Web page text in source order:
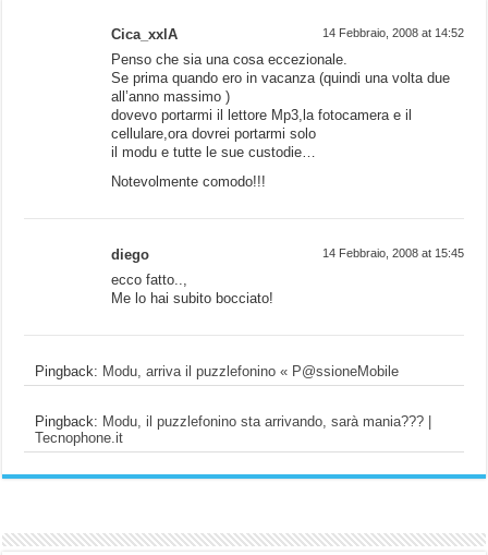
Cica_xxlA 14 Febbraio, 2008 at 14:52
Penso che sia una cosa eccezionale.
Se prima quando ero in vacanza (quindi una volta due
all’anno massimo )
dovevo portarmi il lettore Mp3,la fotocamera e il
cellulare,ora dovrei portarmi solo
il modu e tutte le sue custodie…
Notevolmente comodo!!!
diego 14 Febbraio, 2008 at 15:45
ecco fatto..,
Me lo hai subito bocciato!
Pingback: Modu, arriva il puzzlefonino « P@ssioneMobile
Pingback: Modu, il puzzlefonino sta arrivando, sarà mania??? |
Tecnophone.it